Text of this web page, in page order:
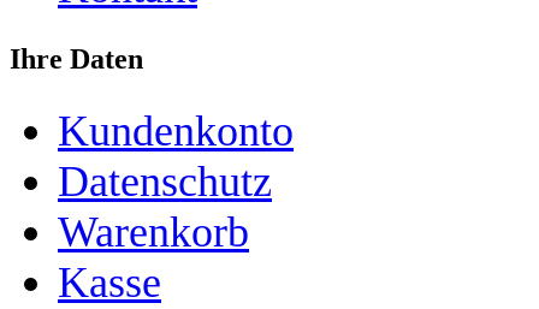
Ihre Daten
Kundenkonto
Datenschutz
Warenkorb
Kasse